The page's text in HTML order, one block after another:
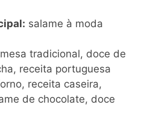
salame à moda
tradicional, doce de
receita portuguesa
receita caseira,
de chocolate, doce